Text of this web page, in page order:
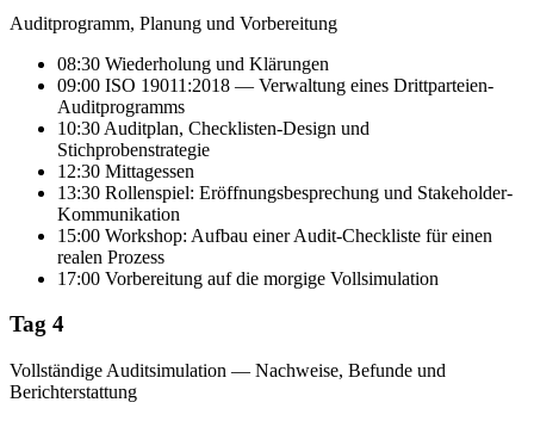
Auditprogramm, Planung und Vorbereitung
08:30 Wiederholung und Klärungen
09:00 ISO 19011:2018 — Verwaltung eines Drittparteien-
Auditprogramms
10:30 Auditplan, Checklisten-Design und
Stichprobenstrategie
12:30 Mittagessen
13:30 Rollenspiel: Eröffnungsbesprechung und Stakeholder-
Kommunikation
15:00 Workshop: Aufbau einer Audit-Checkliste für einen
realen Prozess
17:00 Vorbereitung auf die morgige Vollsimulation
Tag 4
Vollständige Auditsimulation — Nachweise, Befunde und
Berichterstattung